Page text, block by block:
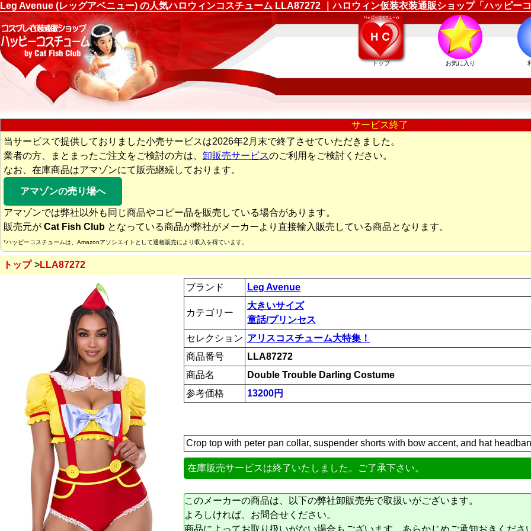
Leg Avenue (レッグアベニュー) の人気ハロウィンコスチューム LLA87272 ｜ハロウィン仮装衣装通販ショップ「ハッピーコ
トップ お気に入り
サービス終了
当サービスで提供しておりました小売サービスは2026年2月末で終了させていただきました。
業者の方、まとまったご注文をご検討の方は、 卸販売サービスのご利用をご検討ください。
なお、在庫商品はアマゾンにて販売継続しております。
アマゾンの売り場へ
アマゾンでは弊社以外も同じ商品やコピー品を販売している場合があります。
販売元が Cat Fish Club となっている商品が弊社がメーカーより直接輸入販売している商品となります。
*ハッピーコスチュームは、Amazonアソシエイトとして適格販売により収入を得ています。
トップ LLA87272
ブランド Leg Avenue
カテゴリー
大きいサイズ
童話/プリンセス
セレクション アリスコスチューム大特集！
商品番号
LLA87272
商品名
Double Trouble Darling Costume
参考価格
13200円
Crop top with peter pan collar, suspender shorts with bow accent, and hat
在庫販売サービスは終了いたしました。ご了承下さい。
このメーカーの商品は、以下の弊社卸販売先で取扱いがございます。
よろしければ、お問合せください。
商品によってお取り扱いがない場合もございます。あらかじめご承知おきくださ